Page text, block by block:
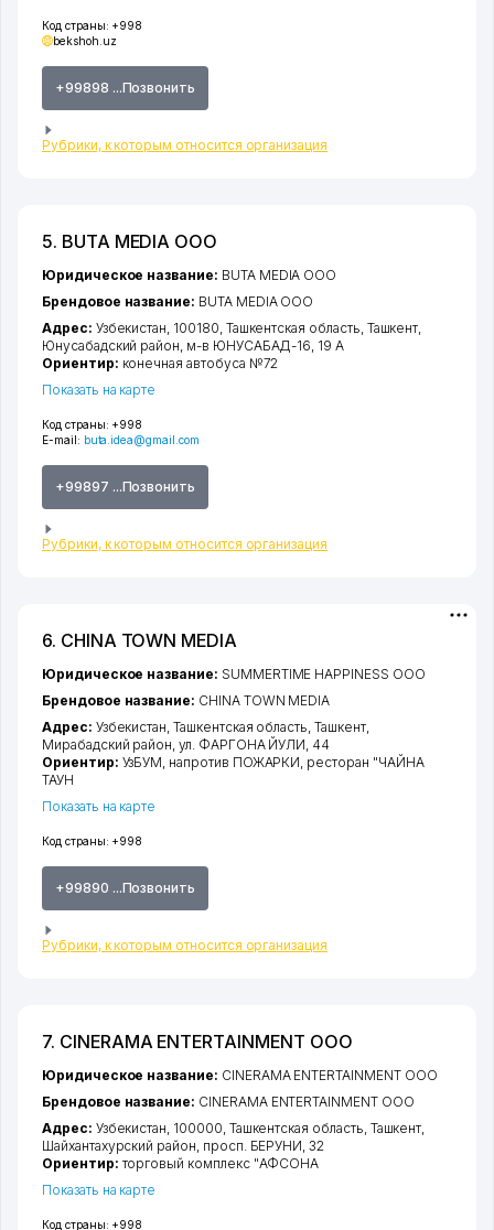
Код страны: +998
bekshoh.uz
+99898 ...Позвонить
Рубрики, к которым относится организация
5. BUTA MEDIA ООО
Код страны: +998
E-mail: buta.idea@gmail.com
+99897 ...Позвонить
Рубрики, к которым относится организация
Юридическое название: BUTA MEDIA ООО
Брендовое название: BUTA MEDIA ООО
Адрес: Узбекистан, 100180, Ташкентская область Ташкент
Юнусабадский район м-в ЮНУСАБАД-16 , 19 А
Ориентир: конечная автобуса №72
Показать на карте
6. CHINA TOWN MEDIA
Код страны: +998
+99890 ...Позвонить
Рубрики, к которым относится организация
Юридическое название: SUMMERTIME HAPPINESS ООО
Брендовое название: CHINA TOWN MEDIA
Адрес: Узбекистан,Ташкентская область,Ташкент,
Мирабадский район,ул. ФАРГОНА ЙУЛИ, 44
Ориентир: УзБУМ, напротив ПОЖАРКИ, ресторан "ЧАЙНА
ТАУН
Показать на карте
7. CINERAMA ENTERTAINMENT ООО
Код страны: +998
Юридическое название: CINERAMA ENTERTAINMENT ООО
Брендовое название: CINERAMA ENTERTAINMENT ООО
Адрес: Узбекистан, 100000, Ташкентская область, Ташкент,
Шайхантахурский район, просп. БЕРУНИ, 32
Ориентир: торговый комплекс "АФСОНА
Показать на карте